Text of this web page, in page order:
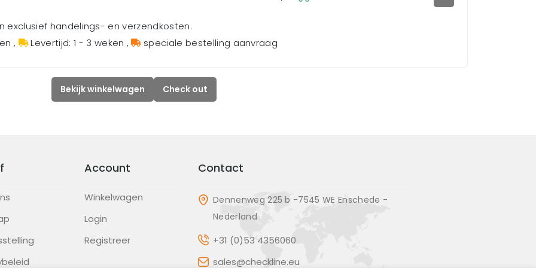
exclusief handelings- en verzendkosten.
, Levertijd: 1 - 3 weken , speciale bestelling aanvraag
Bekijk winkelwagen Check out
Account
Winkelwagen
Login
Registreer
Contact
Dennenweg 225 b -7545 WE Enschede -
Nederland
+31 (0)53 4356060
sales@checkline.eu